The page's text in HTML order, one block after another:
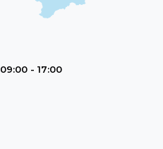
09:00 - 17:00